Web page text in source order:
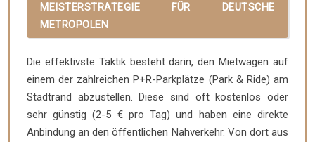
MEISTERSTRATEGIE FÜR DEUTSCHE
METROPOLEN
Die effektivste Taktik besteht darin, den Mietwagen auf
einem der zahlreichen P+R-Parkplätze (Park & Ride) am
Stadtrand abzustellen. Diese sind oft kostenlos oder
sehr günstig (2-5 € pro Tag) und haben eine direkte
Anbindung an den öffentlichen Nahverkehr. Von dort aus